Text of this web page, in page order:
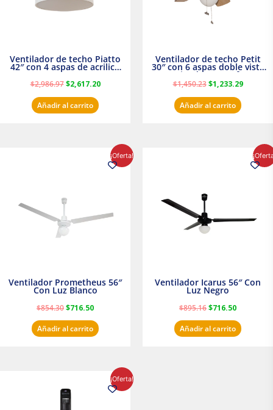
Ventilador de techo Piatto
42″ con 4 aspas de acrilico
transparente
$2,986.97 $2,617.20
Añadir al carrito
Ventilador de techo Petit
30″ con 6 aspas doble vista
Satinado Masterfan
$1,450.23 $1,233.29
Añadir al carrito
¡Oferta!
Ventilador Prometheus 56″
Con Luz Blanco
$854.30$716.50
precio
actual
Añadir al carrito
Ventilador Icarus 56″ Con
Luz Negro
$895.16$716.50
precio
actual
Añadir al carrito
¡Oferta!
original
era:
precio
actual